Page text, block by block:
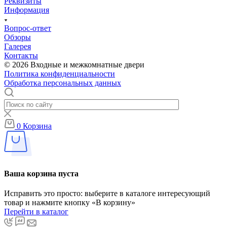
Информация
Вопрос-ответ
Обзоры
Галерея
Контакты
© 2026 Входные и межкомнатные двери
Политика конфиденциальности
Обработка персональных данных
0 Корзина
Ваша корзина пуста
Исправить это просто: выберите в каталоге интересующий
товар и нажмите кнопку «В корзину»
Перейти в каталог